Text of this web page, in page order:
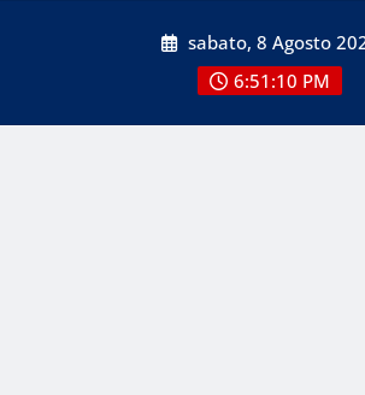
sabato, 8 Agosto
6:51:11 PM